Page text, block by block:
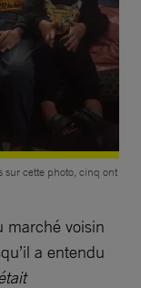
sur cette photo, cinq ont
marché voisin
a entendu